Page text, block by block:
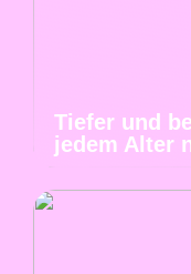
Tiefer und
jedem Alter